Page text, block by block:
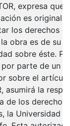
expresa
es original
los derechos
obra es de su
sobre éste.
parte de un
sobre el
asumirá la
de los
la Universidad